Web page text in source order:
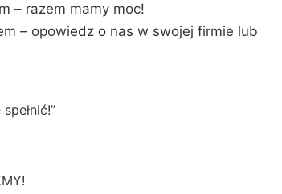
– razem mamy moc!
– opowiedz o nas w swojej firmie lub